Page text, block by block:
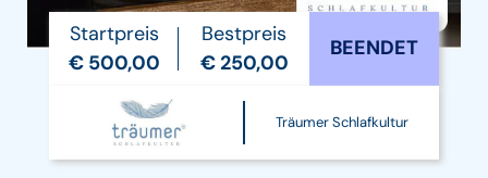
Startpreis
€ 500,00
Bestpreis
€ 250,00
BEENDET
Träumer Schlafkultur